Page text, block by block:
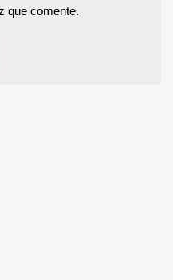
que comente.